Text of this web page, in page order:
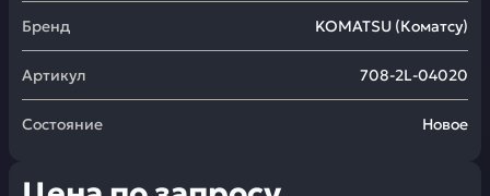
Бренд KOMATSU (Коматсу)
Артикул 708-2L-04020
Состояние Новое